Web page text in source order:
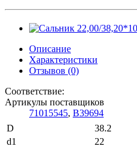
Описание
Характеристики
Отзывов (0)
Соответствие:
Артикулы поставщиков
71015545, B39694
D
38.2
d1
22